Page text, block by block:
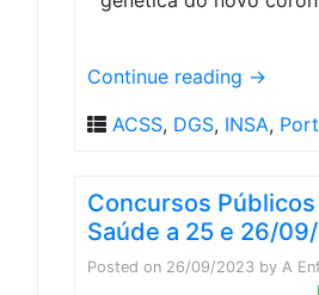
Continue reading →
ACSS, DGS, INSA,
Concursos
Saúde a 25 e 26/
Posted on 26/09/2023 by A